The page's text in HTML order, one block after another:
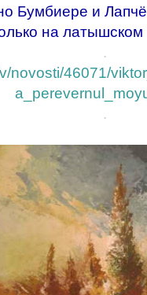
Бумбиере и
на
.
novosti/46071/
.